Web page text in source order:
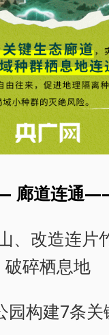
廊道连通
、改造连片
破碎栖息地
园构建7条关